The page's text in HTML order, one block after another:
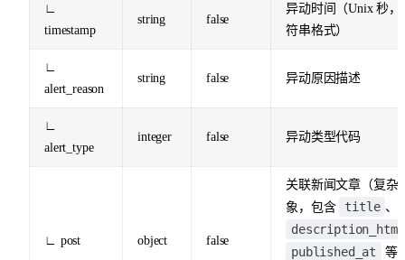
∟
timestamp
string false
异动时间（Unix 秒，
符串格式）
∟
alert_reason
string false 异动原因描述
∟
alert_type
integer false 异动类型代码
∟ post object false
关联新闻文章（复杂
象，包含
title 、
description_html
published_at
等